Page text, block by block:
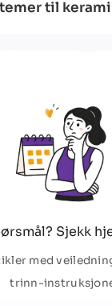
til
Sjekk
med
trinn-